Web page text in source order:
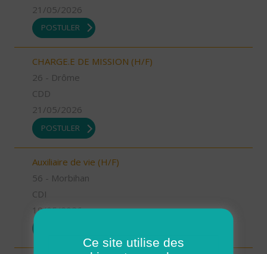
21/05/2026
POSTULER
CHARGE.E DE MISSION (H/F)
26 - Drôme
CDD
21/05/2026
POSTULER
Auxiliaire de vie (H/F)
56 - Morbihan
CDI
19/05/2026
Ce site utilise des